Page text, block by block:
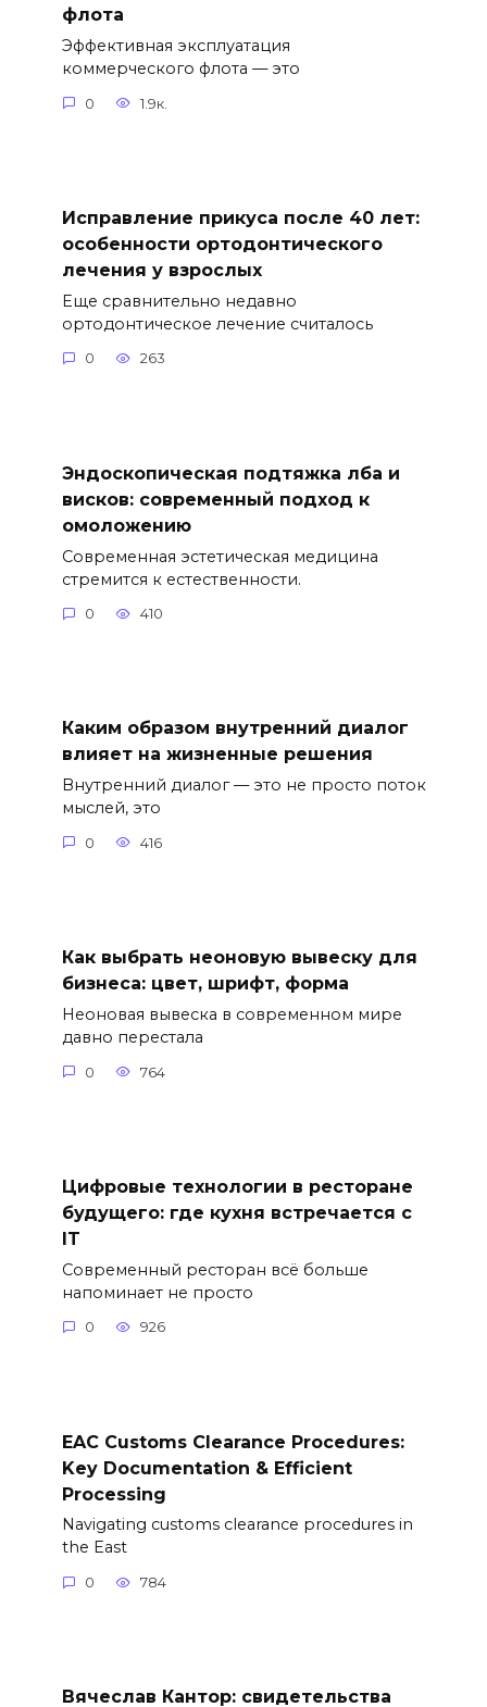
флота
Эффективная эксплуатация
коммерческого флота — это
0 1.9к.
Исправление прикуса после 40 лет:
особенности ортодонтического
лечения у взрослых
Еще сравнительно недавно
ортодонтическое лечение считалось
0 263
Эндоскопическая подтяжка лба и
висков: современный подход к
омоложению
Современная эстетическая медицина
стремится к естественности.
0 410
Каким образом внутренний диалог
влияет на жизненные решения
Внутренний диалог — это не просто поток
мыслей, это
0 416
Как выбрать неоновую вывеску для
бизнеса: цвет, шрифт, форма
Неоновая вывеска в современном мире
давно перестала
0 764
Цифровые технологии в ресторане
будущего: где кухня встречается с
IT
Современный ресторан всё больше
напоминает не просто
0 926
EAC Customs Clearance Procedures:
Key Documentation & Efficient
Processing
Navigating customs clearance procedures in
the East
0 784
Вячеслав Кантор: свидетельства